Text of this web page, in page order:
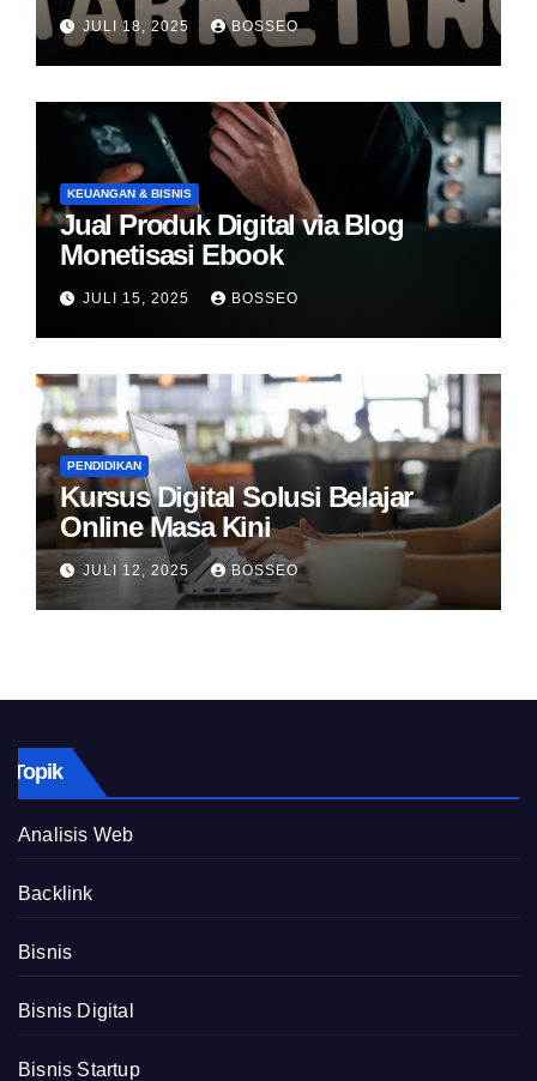
JULI 18, 2025 BOSSEO
KEUANGAN & BISNIS
Jual Produk Digital via Blog
Monetisasi Ebook
JULI 15, 2025 BOSSEO
PENDIDIKAN
Kursus Digital Solusi Belajar
Online Masa Kini
JULI 12, 2025 BOSSEO
Topik
Analisis Web
Backlink
Bisnis
Bisnis Digital
Bisnis Startup